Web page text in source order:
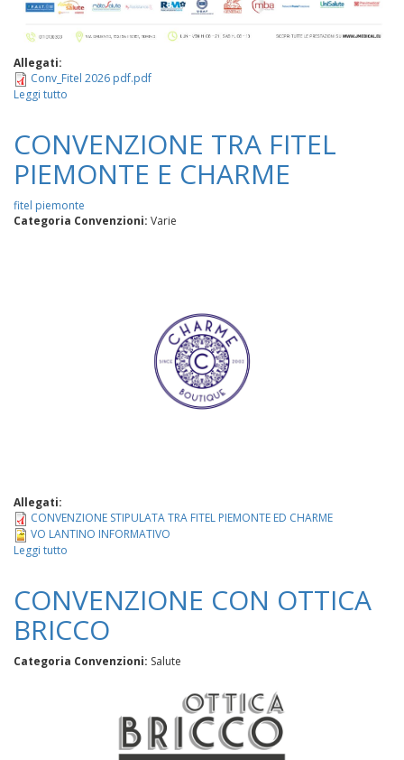
Allegati:
Conv_Fitel 2026 pdf.pdf
Leggi tutto
CONVENZIONE TRA FITEL
PIEMONTE E CHARME
fitel piemonte
Categoria Convenzioni: Varie
Allegati:
CONVENZIONE STIPULATA TRA FITEL PIEMONTE ED CHARME
VO LANTINO INFORMATIVO
Leggi tutto
FITEL
PIEMONTE
E
CHARME
CONVENZIONE CON OTTICA
BRICCO
Categoria Convenzioni: Salute